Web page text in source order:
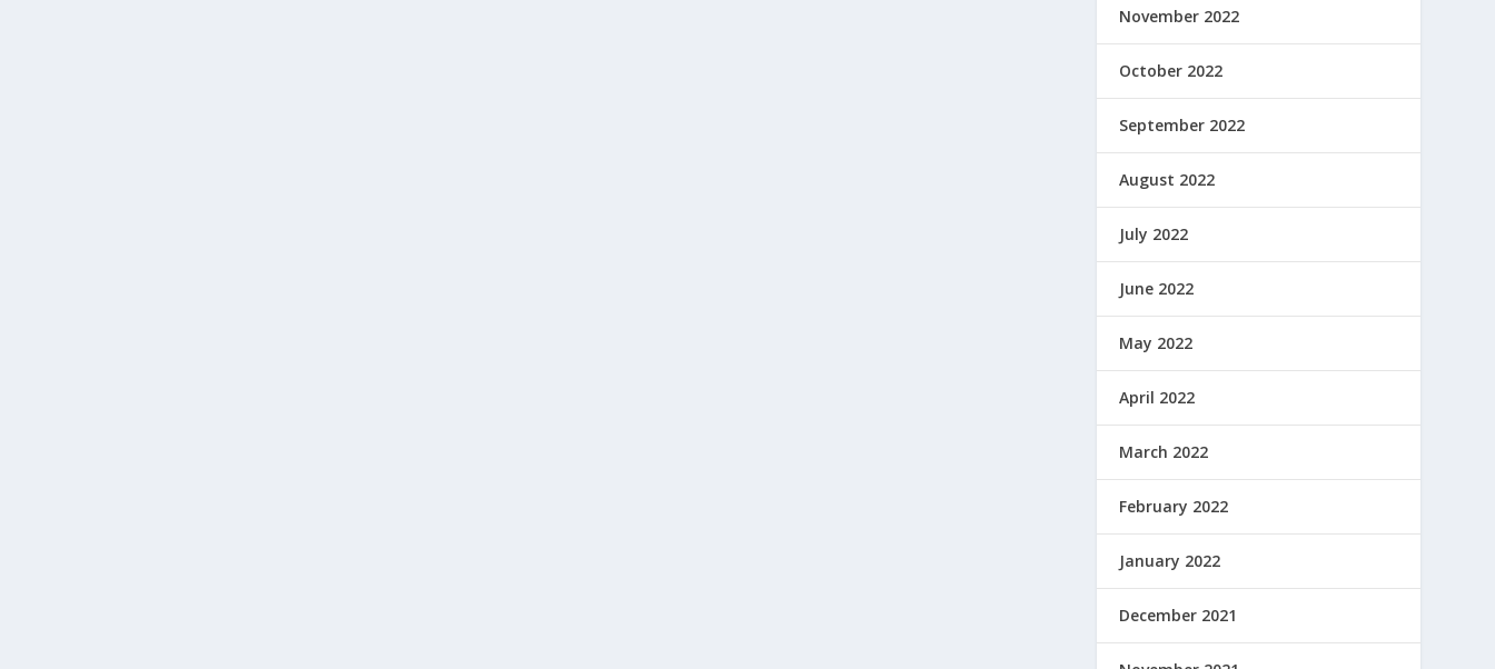
November 2022
October 2022
September 2022
August 2022
July 2022
June 2022
May 2022
April 2022
March 2022
February 2022
January 2022
December 2021